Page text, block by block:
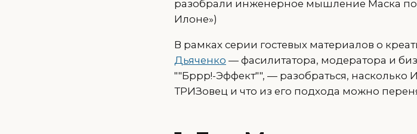
разобрали инженерное мышление Маска по
Илоне»)
В рамках серии гостевых материалов о
Дьяченко — фасилитатора, модератора и
""Бррр!-Эффект"", — разобраться, насколько
ТРИЗовец и что из его подхода можно